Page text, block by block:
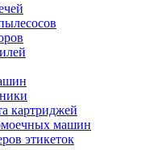
картриджей
машин
этикеток